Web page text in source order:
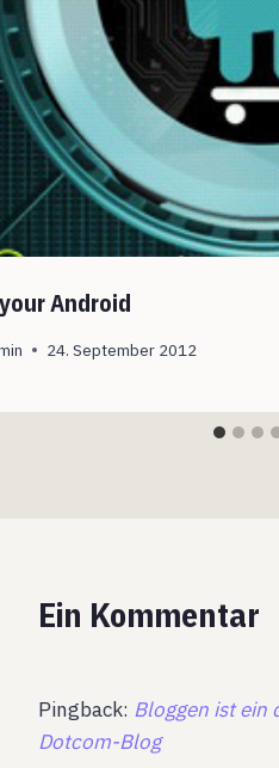
Android
24. September 2012
Ein Kommentar
Pingback: Bloggen ist ein
Dotcom-Blog